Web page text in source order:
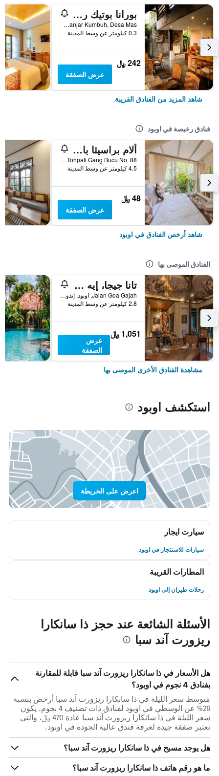
بورانا بوتيك ريزورت
Banjar Kumbuh, Desa Mas, اوبود, إندونيسيا
0.3 كيلومتر عن وسط المدينة
242 ﷼
عرض الصفقة
شاهد المزيد من الفنادق القريبة
فنادق رخيصة في اوبود
ألام براسيثا بالي أوبود
Banjar Tohpati Gang Bucu No. 88, اوبود, إندونيسيا
4.5 كيلومتر عن وسط المدينة
48 ﷼
عرض الصفقة
شاهد أرخص الفنادق في اوبود
الفنادق الموصى بها
تانا جيجا، إيه ريزورت باي هاديبرانا
Jalan Goa Gajah, اوبود, إندونيسيا
2.8 كيلومتر عن وسط المدينة
1,051 ﷼
عرض
الصفقة
مشاهدة الفنادق الأخرى الموصى بها
استكشف اوبود
اعرض على الخريطة
سيارت ايجار
سيارات للاستئجار في اوبود
المطارات القريبة
رحلات طيران إلى اوبود
الأسئلة الشائعة عند حجز ذا سانكارا
ريزورت آند سبا
هل الأسعار في ذا سانكارا ريزورت آند سبا قابلة للمقارنة
بفنادق 4 نجوم في اوبود؟
متوسط سعر الليلة في ذا سانكارا ريزورت آند سبا أرخص بنسبة
26% عن الوسطي في اوبود لفنادق ذات تصنيف 4 نجوم. يكون
سعر الليلة في ذا سانكارا ريزورت آند سبا عادة 470 ﷼، والتي
تعتبر صفقة جيدة لغرفة فندق عالية الجودة في اوبود.
هل يوجد مسبح في ذا سانكارا ريزورت آند سبا؟
ما هو رقم هاتف ذا سانكارا ريزورت آند سبا؟